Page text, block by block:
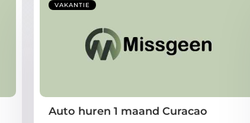
VAKANTIE
Auto huren 1 maand Curacao